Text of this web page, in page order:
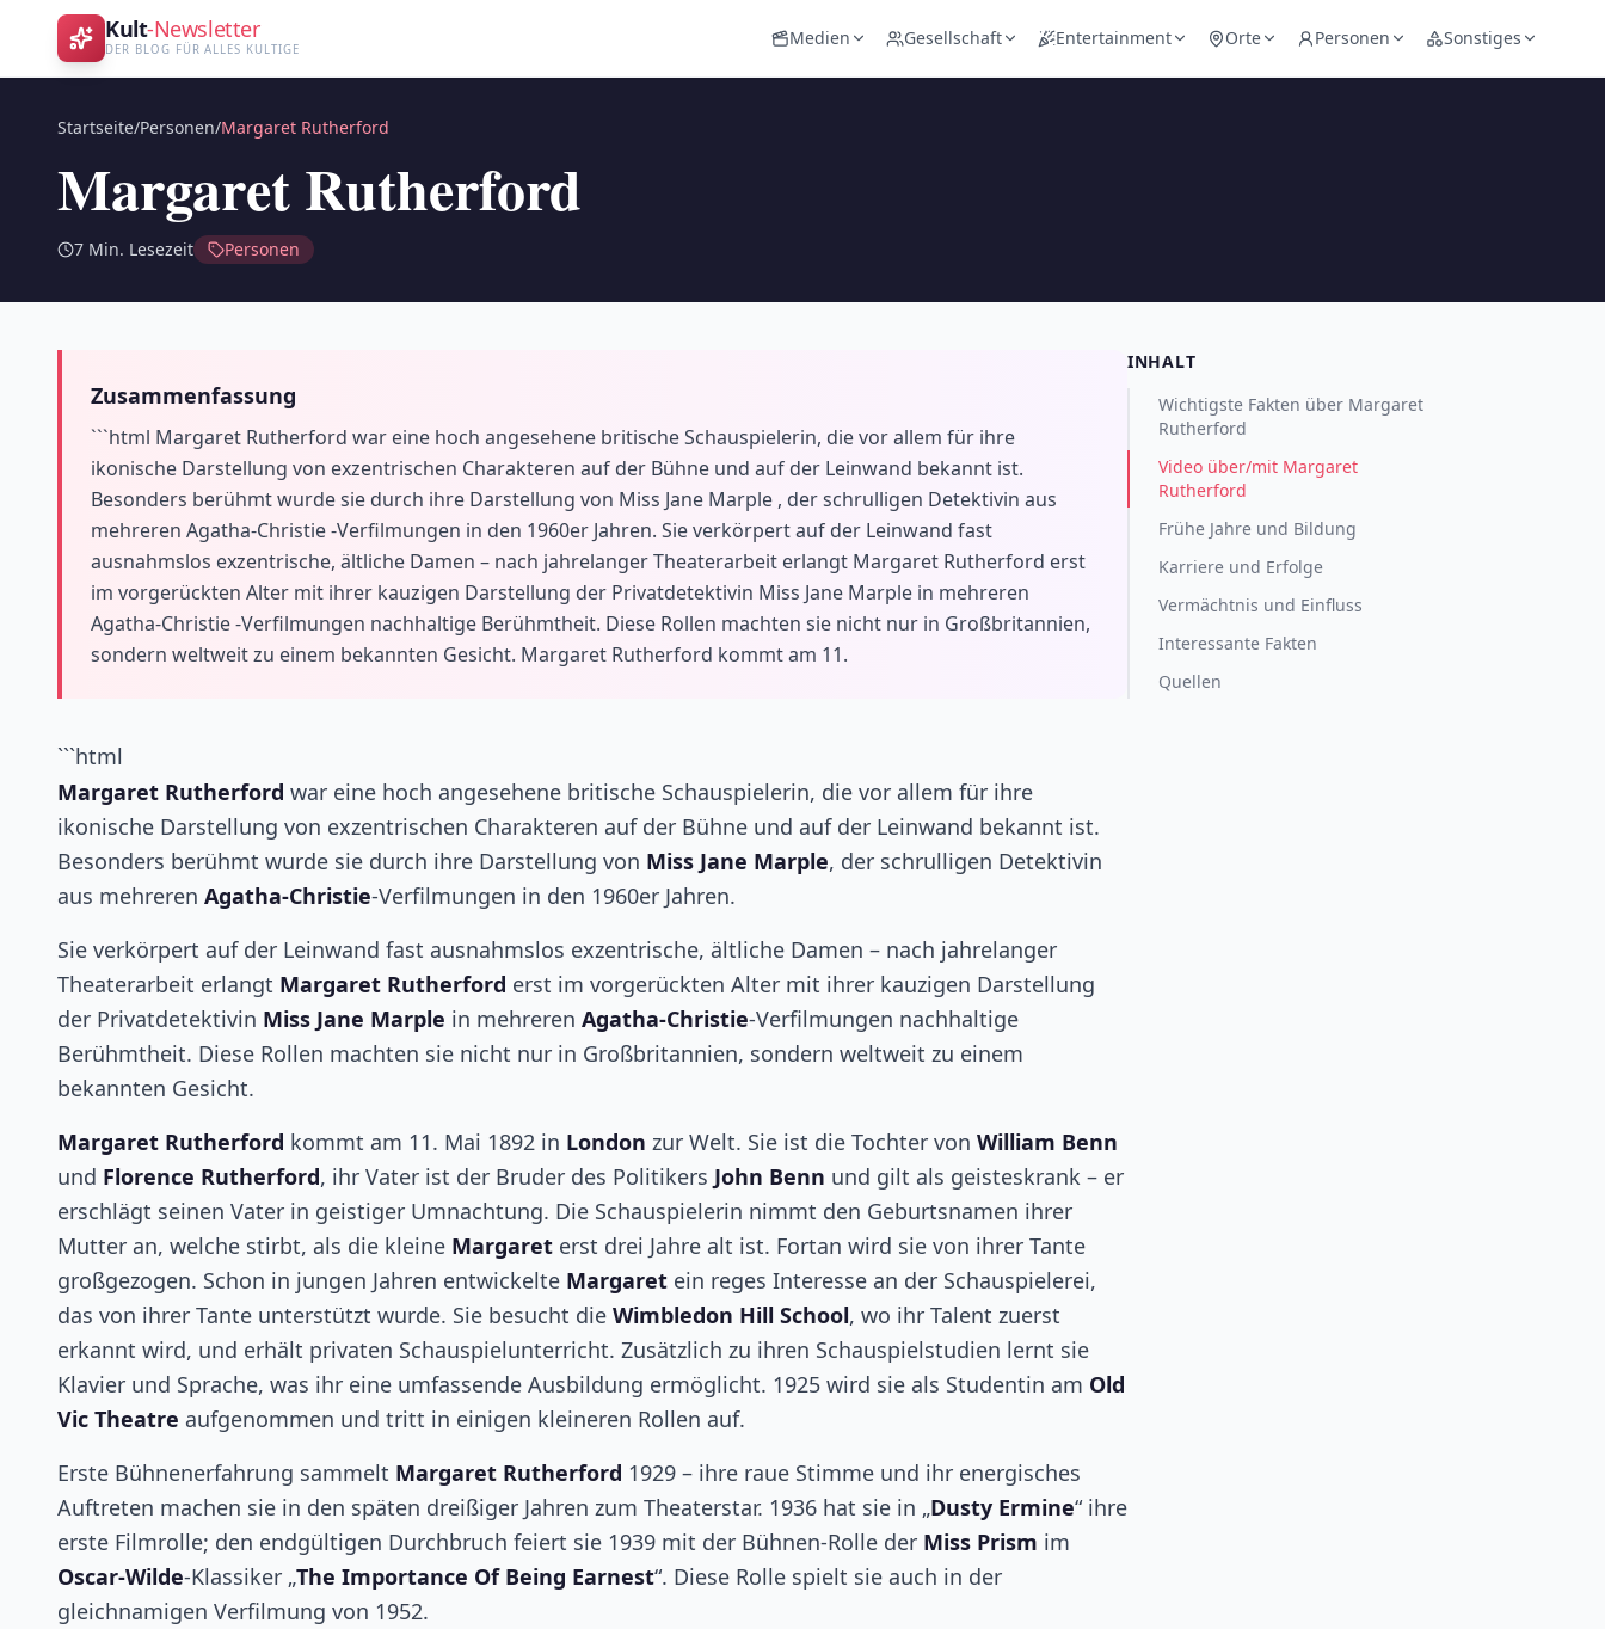
Kult-Newsletter
DER BLOG FÜR ALLES KULTIGE
Medien Gesellschaft Entertainment Orte Personen Sonstiges
Startseite/Personen/Margaret Rutherford
Margaret Rutherford
7 Min. Lesezeit Personen
Zusammenfassung
```html Margaret Rutherford war eine hoch angesehene britische Schauspielerin, die vor allem für ihre
ikonische Darstellung von exzentrischen Charakteren auf der Bühne und auf der Leinwand bekannt ist.
Besonders berühmt wurde sie durch ihre Darstellung von Miss Jane Marple , der schrulligen Detektivin aus
mehreren Agatha-Christie -Verfilmungen in den 1960er Jahren. Sie verkörpert auf der Leinwand fast
ausnahmslos exzentrische, ältliche Damen – nach jahrelanger Theaterarbeit erlangt Margaret Rutherford erst
im vorgerückten Alter mit ihrer kauzigen Darstellung der Privatdetektivin Miss Jane Marple in mehreren
Agatha-Christie -Verfilmungen nachhaltige Berühmtheit. Diese Rollen machten sie nicht nur in Großbritannien,
sondern weltweit zu einem bekannten Gesicht. Margaret Rutherford kommt am 11.
```html
Margaret Rutherford war eine hoch angesehene britische Schauspielerin, die vor allem für ihre
ikonische Darstellung von exzentrischen Charakteren auf der Bühne und auf der Leinwand bekannt ist.
Besonders berühmt wurde sie durch ihre Darstellung von Miss Jane Marple, der schrulligen Detektivin
aus mehreren Agatha-Christie-Verfilmungen in den 1960er Jahren.
Sie verkörpert auf der Leinwand fast ausnahmslos exzentrische, ältliche Damen – nach jahrelanger
Theaterarbeit erlangt Margaret Rutherford erst im vorgerückten Alter mit ihrer kauzigen Darstellung
der Privatdetektivin Miss Jane Marple in mehreren Agatha-Christie-Verfilmungen nachhaltige
Berühmtheit. Diese Rollen machten sie nicht nur in Großbritannien, sondern weltweit zu einem
bekannten Gesicht.
Margaret Rutherford kommt am 11. Mai 1892 in London zur Welt. Sie ist die Tochter von William Benn
und Florence Rutherford, ihr Vater ist der Bruder des Politikers John Benn und gilt als geisteskrank – er
erschlägt seinen Vater in geistiger Umnachtung. Die Schauspielerin nimmt den Geburtsnamen ihrer
Mutter an, welche stirbt, als die kleine Margaret erst drei Jahre alt ist. Fortan wird sie von ihrer Tante
großgezogen. Schon in jungen Jahren entwickelte Margaret ein reges Interesse an der Schauspielerei,
das von ihrer Tante unterstützt wurde. Sie besucht die Wimbledon Hill School, wo ihr Talent zuerst
erkannt wird, und erhält privaten Schauspielunterricht. Zusätzlich zu ihren Schauspielstudien lernt sie
Klavier und Sprache, was ihr eine umfassende Ausbildung ermöglicht. 1925 wird sie als Studentin am Old
Vic Theatre aufgenommen und tritt in einigen kleineren Rollen auf.
Erste Bühnenerfahrung sammelt Margaret Rutherford 1929 – ihre raue Stimme und ihr energisches
Auftreten machen sie in den späten dreißiger Jahren zum Theaterstar. 1936 hat sie in „Dusty Ermine“ ihre
erste Filmrolle; den endgültigen Durchbruch feiert sie 1939 mit der Bühnen-Rolle der Miss Prism im
Oscar-Wilde-Klassiker „The Importance Of Being Earnest“. Diese Rolle spielt sie auch in der
gleichnamigen Verfilmung von 1952.
INHALT
Wichtigste Fakten über Margaret
Rutherford
Video über/mit Margaret
Rutherford
Frühe Jahre und Bildung
Karriere und Erfolge
Vermächtnis und Einfluss
Interessante Fakten
Quellen